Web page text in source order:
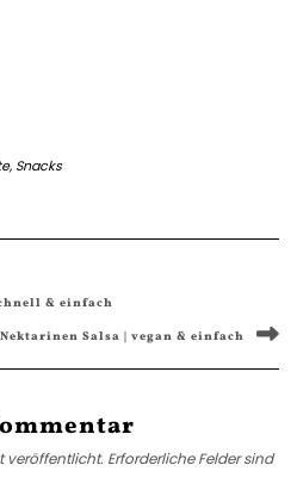
, Snacks
& einfach
Nektarinen Salsa | vegan & einfach
veröffentlicht. Erforderliche Felder sind